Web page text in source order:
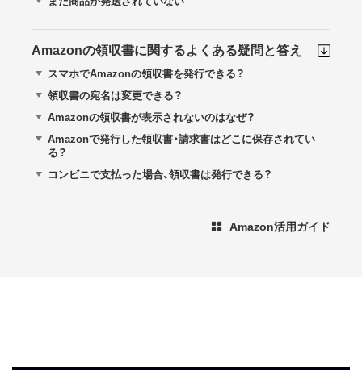
Amazonの領収書に関するよくある疑問と答え
スマホでAmazonの領収書を発行できる？
領収書の宛名は変更できる？
Amazonの領収書が表示されないのはなぜ？
Amazonで発行した領収書・請求書はどこに保存されてい
る？
コンビニで支払った場合、領収書は発行できる？
Amazon活用ガイド